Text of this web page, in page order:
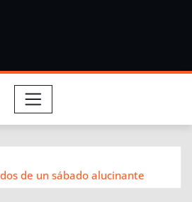
de un sábado alucinante